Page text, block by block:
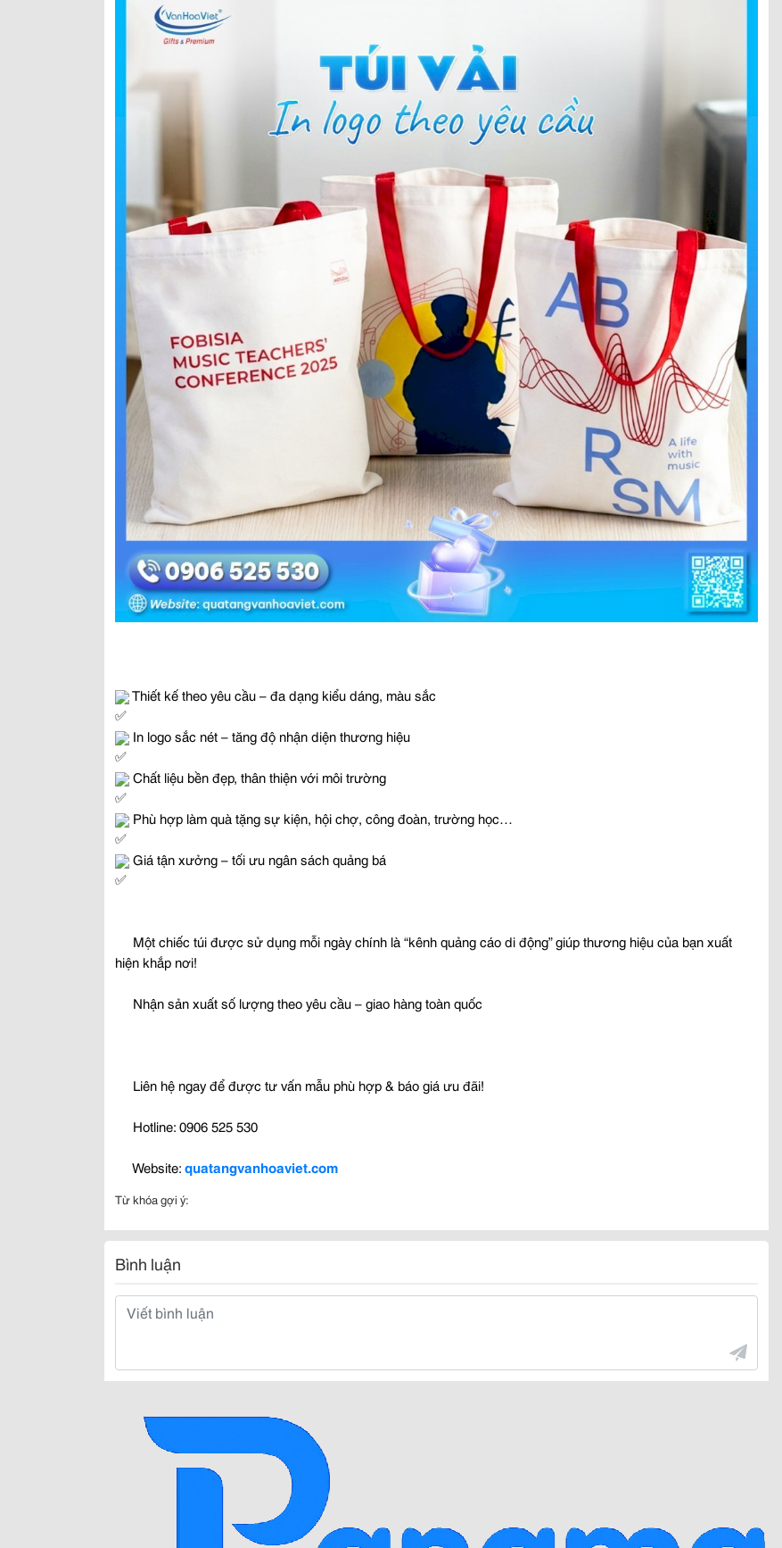
Thiết kế theo yêu cầu – đa dạng kiểu dáng, màu sắc
In logo sắc nét – tăng độ nhận diện thương hiệu
Chất liệu bền đẹp, thân thiện với môi trường
Phù hợp làm quà tặng sự kiện, hội chợ, công đoàn, trường học…
Giá tận xưởng – tối ưu ngân sách quảng bá
Một chiếc túi được sử dụng mỗi ngày chính là “kênh quảng cáo di động” giúp thương hiệu của bạn xuất
hiện khắp nơi!
Nhận sản xuất số lượng theo yêu cầu – giao hàng toàn quốc
Liên hệ ngay để được tư vấn mẫu phù hợp & báo giá ưu đãi!
Hotline: 0906 525 530
Website: quatangvanhoaviet.com
Từ khóa gợi ý:
Bình luận